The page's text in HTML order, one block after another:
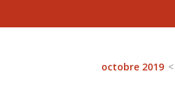
octobre 2019